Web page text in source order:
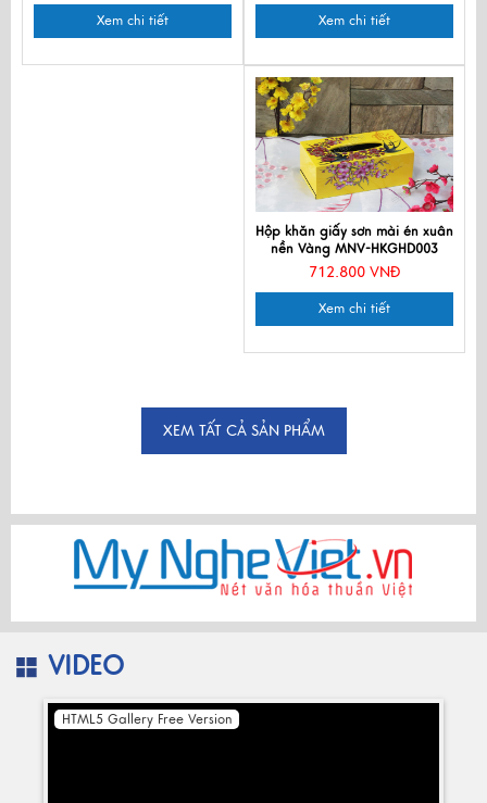
Xem chi tiết
Xem chi tiết
Hộp khăn giấy sơn mài én xuân
nền Vàng MNV-HKGHD003
712.800 VNĐ
Xem chi tiết
XEM TẤT CẢ SẢN PHẨM
VIDEO
HTML5 Gallery Free Version